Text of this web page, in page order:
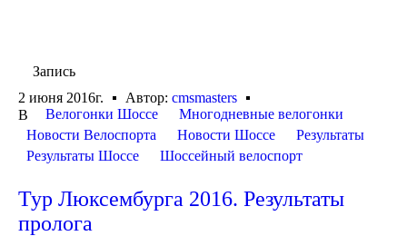
Запись
2 июня 2016г.
Автор: cmsmasters
В
Велогонки Шоссе
Многодневные велогонки
Новости Велоспорта
Новости Шоссе
Результаты
Результаты Шоссе
Шоссейный велоспорт
Тур Люксембурга 2016. Результаты
пролога